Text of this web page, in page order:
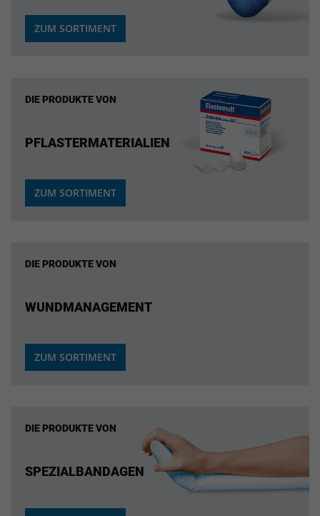
ZUM SORTIMENT
DIE PRODUKTE VON
PFLASTERMATERIALIEN
ZUM SORTIMENT
DIE PRODUKTE VON
WUNDMANAGEMENT
ZUM SORTIMENT
DIE PRODUKTE VON
SPEZIALBANDAGEN